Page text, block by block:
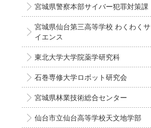
宮城県警察本部サイバー犯罪対策課
宮城県仙台第三高等学校 わくわくサ
イエンス
東北大学大学院薬学研究科
石巻専修大学ロボット研究会
宮城県林業技術総合センター
仙台市立仙台高等学校天文地学部